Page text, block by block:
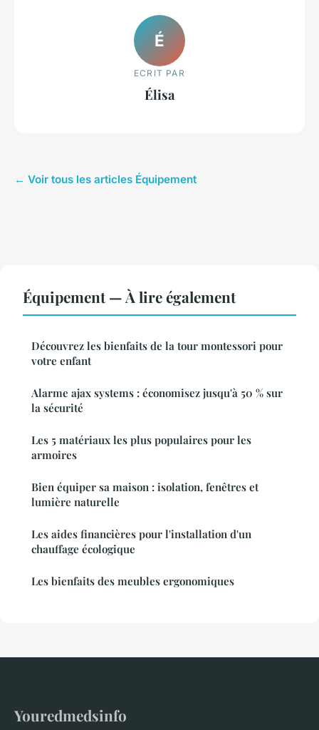
É
ECRIT PAR
Élisa
← Voir tous les articles Équipement
Équipement — À lire également
Découvrez les bienfaits de la tour montessori pour
votre enfant
Alarme ajax systems : économisez jusqu'à 50 % sur
la sécurité
Les 5 matériaux les plus populaires pour les
armoires
Bien équiper sa maison : isolation, fenêtres et
lumière naturelle
Les aides financières pour l'installation d'un
chauffage écologique
Les bienfaits des meubles ergonomiques
Youredmedsinfo